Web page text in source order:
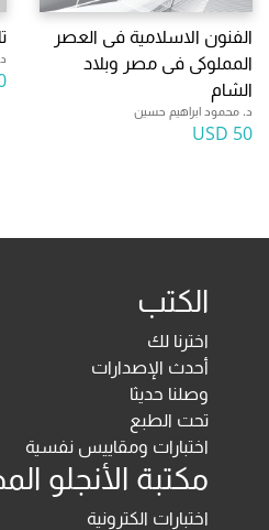
الفنون الاسلامية فى العصر
المملوكى فى مصر وبلاد
الشام
د. محمود ابراهيم حسين
50 USD
الكتب
اخترنا لك
أحدث الإصدارات
وصلنا حديثا
تحت الطبع
اختبارات ومقاييس نفسية
مكتبة الأنجلو
اختبارات الكترونية